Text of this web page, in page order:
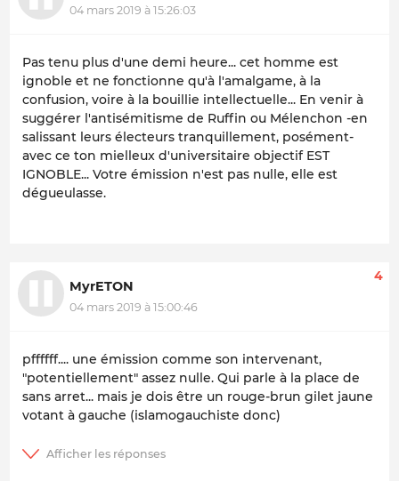
04 mars 2019 à 15:26:03
Pas tenu plus d'une demi heure... cet homme est
ignoble et ne fonctionne qu'à l'amalgame, à la
confusion, voire à la bouillie intellectuelle... En venir à
suggérer l'antisémitisme de Ruffin ou Mélenchon -en
salissant leurs électeurs tranquillement, posément-
avec ce ton mielleux d'universitaire objectif EST
IGNOBLE... Votre émission n'est pas nulle, elle est
dégueulasse.
MyrETON
04 mars 2019 à 15:00:46
4
pffffff.... une émission comme son intervenant,
"potentiellement" assez nulle. Qui parle à la place de
sans arret... mais je dois être un rouge-brun gilet jaune
votant à gauche (islamogauchiste donc)